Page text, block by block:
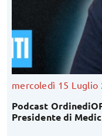
Italia